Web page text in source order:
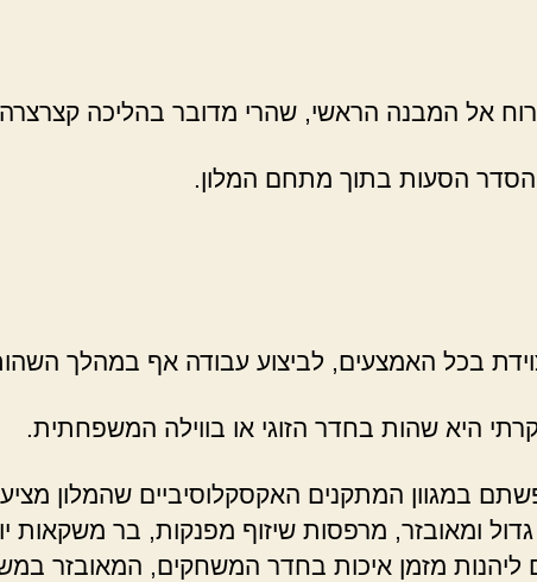
אל המבנה הראשי, שהרי מדובר בהליכה
הסדר הסעות בתוך מתחם המלון.
בכל האמצעים, לביצוע עבודה אף במהלך
היא שהות בחדר הזוגי או בווילה המשפחתית.
במגוון המתקנים האקסקלוסיביים שהמלון
ומאובזר, מרפסות שיזוף מפנקות, בר משקאות
ליהנות מזמן איכות בחדר המשחקים, המאובזר